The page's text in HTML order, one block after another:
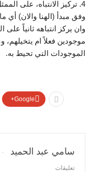
4. تركيز الانتباه، على
وفق مبدأ (الهنا والان) أي
وان يركز انتباهه ثانياً على
موجودين فعلاً ام يتخيلهم،
الموجودات التي تحيط به.
Google+
سامي عبد الحميد
تعليقات